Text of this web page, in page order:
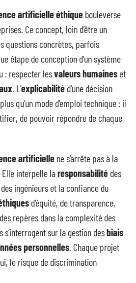
artificielle éthique bouleverse
Ce concept, loin d’être un
questions concrètes, parfois
étape de conception d’un système
: respecter lesvaleurs humaines et
. L’explicabilité d’une décision
qu’un mode d’emploi technique : il
de pouvoir répondre de chaque
artificielle ne s’arrête pas à la
interpelle laresponsabilité des
ingénieurs et la confiance du
d’équité, de transparence,
repères dans la complexité des
s’interrogent sur la gestion desbiais
personnelles. Chaque projet
le risque de discrimination